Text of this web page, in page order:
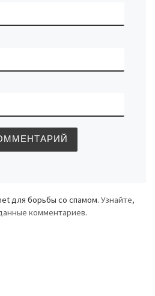
для борьбы со спамом. Узнайте,
комментариев.